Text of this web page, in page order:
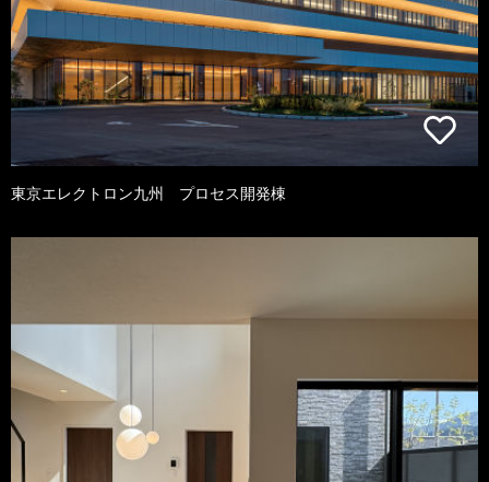
東京エレクトロン九州 プロセス開発棟